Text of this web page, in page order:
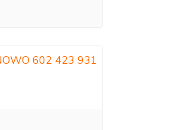
602 423 931